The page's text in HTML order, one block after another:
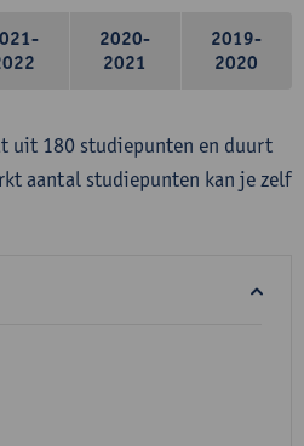
2020-
2021
2019-
2020
uit 180 studiepunten en duurt
aantal studiepunten kan je zelf